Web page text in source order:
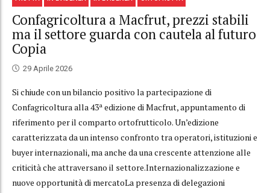
Confagricoltura a Macfrut, prezzi stabili
ma il settore guarda con cautela al futuro
Copia
29 Aprile 2026
Si chiude con un bilancio positivo la partecipazione di
Confagricoltura alla 43ª edizione di Macfrut, appuntamento di
riferimento per il comparto ortofrutticolo. Un’edizione
caratterizzata da un intenso confronto tra operatori, istituzioni e
buyer internazionali, ma anche da una crescente attenzione alle
criticità che attraversano il settore.Internazionalizzazione e
nuove opportunità di mercatoLa presenza di delegazioni